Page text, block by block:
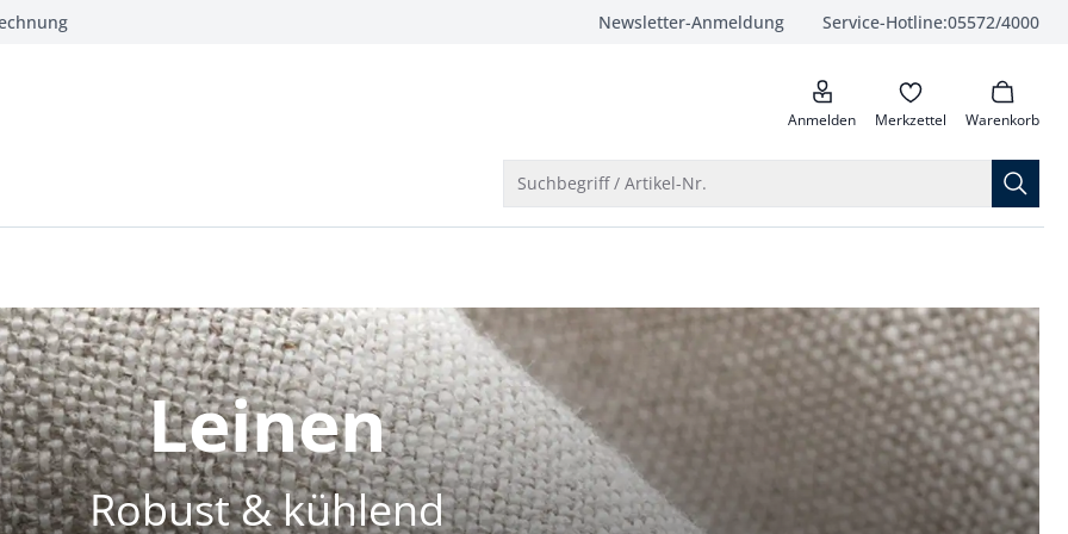
Newsletter-Anmeldung Service-Hotline:05572/4000
anrufen
Anmelden Merkzettel Warenkorb
Suchbegriff / Artikel-Nr.
Leinen
Robust & kühlend